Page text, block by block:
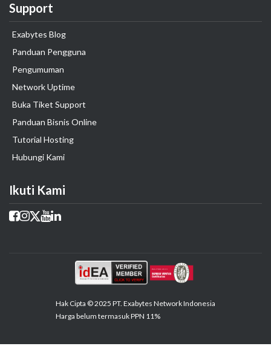
Support
Exabytes Blog
Panduan Pengguna
Pengumuman
Network Uptime
Buka Tiket Support
Panduan Bisnis Online
Tutorial Hosting
Hubungi Kami
Ikuti Kami
Hak Cipta © 2025 PT. Exabytes Network Indonesia
Harga belum termasuk PPN 11%